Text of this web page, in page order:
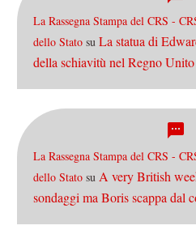
La Rassegna Stampa del CRS -
dello Stato su La statua di
della schiavitù nel Regno Unito
La Rassegna Stampa del CRS -
dello Stato su A very British
sondaggi ma Boris scappa dal